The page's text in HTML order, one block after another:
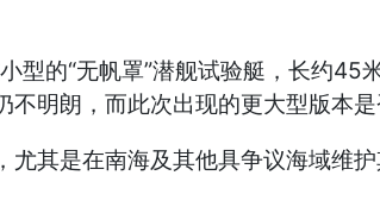
型的“无帆罩”潜舰试验艇，长约
明朗，而此次出现的更大型版本
其是在南海及其他具争议海域维